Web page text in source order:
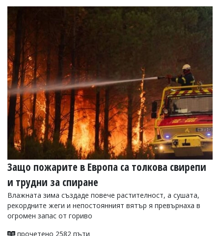
Защо пожарите в Европа са толкова свирепи
и трудни за спиране
Влажната зима създаде повече растителност, а сушата,
рекордните жеги и непостоянният вятър я превърнаха в
огромен запас от гориво
прочетено 2582 пъти